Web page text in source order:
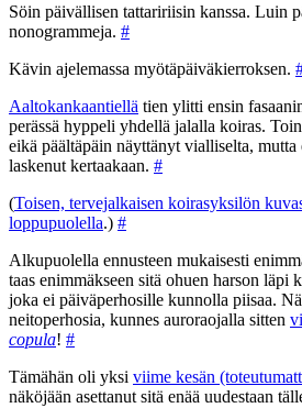
Söin päivällisen tattaririisin kanssa. Luin
nonogrammeja. #
Kävin ajelemassa myötäpäiväkierroksen.
Aaltokankaantiellä tien ylitti ensin
perässä hyppeli yhdellä jalalla koiras.
eikä päältäpäin näyttänyt vialliselta,
laskenut kertaakaan. #
(Toisen, tervejalkaisen koirasyksilön
loppupuolella.) #
Alkupuolella ennusteen mukaisesti
taas enimmäkseen sitä ohuen harson läpi
joka ei päiväperhosille kunnolla piisaa.
neitoperhosia, kunnes auroraojalla sitten
copula! #
Tämähän oli yksi viime kesän
näköjään asettanut sitä enää uudestaan